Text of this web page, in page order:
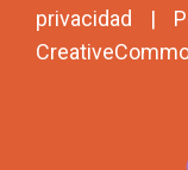
privacidad |